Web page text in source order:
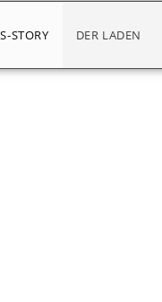
STORY DER LADEN